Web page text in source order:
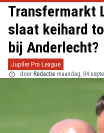
Transfermarkt
slaat keihard
bij Anderlecht?
Jupiler Pro League
door Redactie maandag, 04